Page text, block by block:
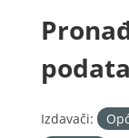
Izdavači: